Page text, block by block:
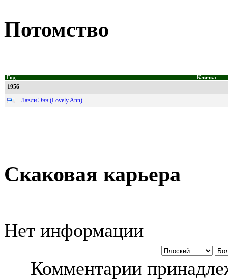
Потомство
Год Кличка
1956
Лавли Энн (Lovely Ann)
Скаковая карьера
Нет информации
Комментарии